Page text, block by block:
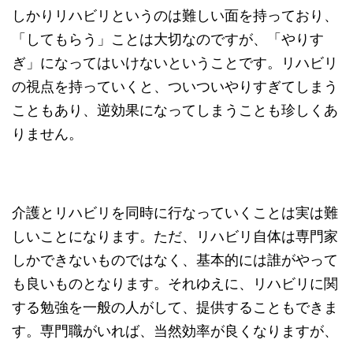
しかりリハビリというのは難しい面を持っており、
「してもらう」ことは大切なのですが、「やりす
ぎ」になってはいけないということです。リハビリ
の視点を持っていくと、ついついやりすぎてしまう
こともあり、逆効果になってしまうことも珍しくあ
りません。
介護とリハビリを同時に行なっていくことは実は難
しいことになります。ただ、リハビリ自体は専門家
しかできないものではなく、基本的には誰がやって
も良いものとなります。それゆえに、リハビリに関
する勉強を一般の人がして、提供することもできま
す。専門職がいれば、当然効率が良くなりますが、